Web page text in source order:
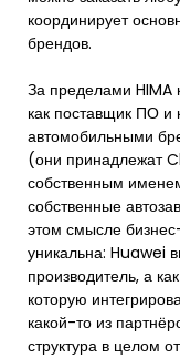
координирует
брендов.
За пределами HIMA
как поставщик ПО и
автомобильными
(они принадлежат
собственным
собственные
этом смысле
уникальна: Huawei
производитель, а
которую
какой-то из
структура в целом